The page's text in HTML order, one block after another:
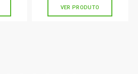
VER PRODUTO